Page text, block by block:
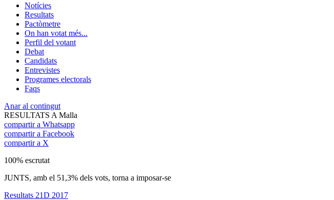
Notícies
Resultats
Pactòmetre
On han votat més...
Perfil del votant
Debat
Candidats
Entrevistes
Programes electorals
Faqs
Anar al contingut
RESULTATS A Malla
compartir a Whatsapp
compartir a Facebook
compartir a X
100% escrutat
JUNTS, amb el 51,3% dels vots, torna a imposar-se
Resultats 21D 2017